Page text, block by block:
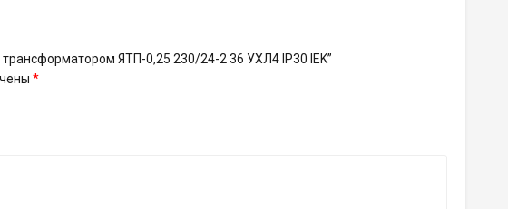
ЯТП-0,25 230/24-2 36 УХЛ4 IP30 IEK”
*